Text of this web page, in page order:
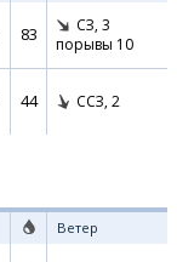
83 СЗ, 3
порывы 10
44 ССЗ, 2
Ветер